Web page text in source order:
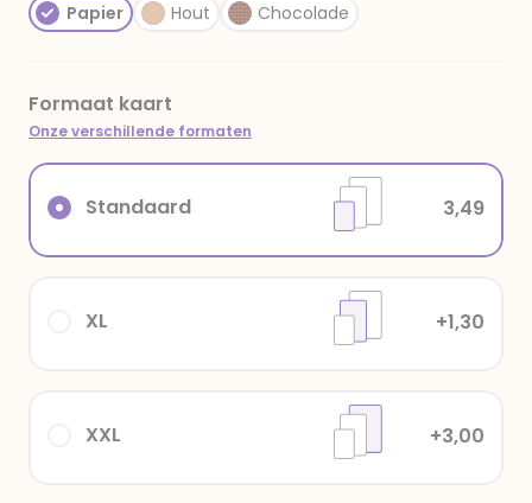
Papier Hout Chocolade
Formaat kaart
Onze verschillende formaten
XXL +3,00
XL +1,30
Standaard 3,49